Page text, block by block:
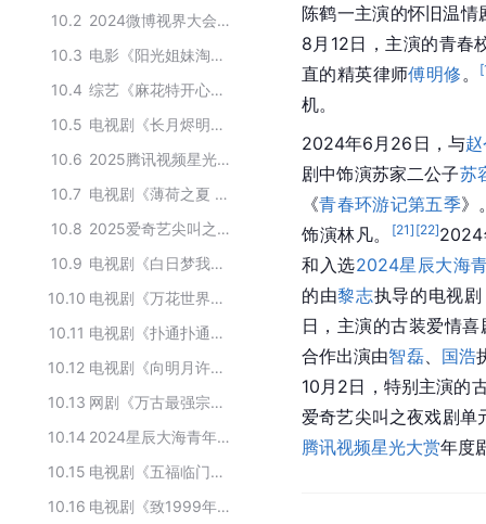
10.2
2024微博视界大会获奖名单
10.3
电影《阳光姐妹淘》的主要演员
10.4
综艺《麻花特开心第二季》的主要嘉宾
10.5
电视剧《长月烬明》主要演员
10.6
2025腾讯视频星光大赏获奖名单
10.7
电视剧《薄荷之夏 》的主要演职人员
10.8
2025爱奇艺尖叫之夜荣誉名单
10.9
电视剧《白日梦我》主要演员
10.10
电视剧《万花世界》的演职人员
10.11
电视剧《扑通扑通喜欢你》主要演职员
10.12
电视剧《向明月许愿》的主要演职人员
10.13
网剧《万古最强宗》的主要演职员
10.14
2024星辰大海青年演员优选计划入选成员名单
10.15
电视剧《五福临门》的演职人员
10.16
电视剧《致1999年的自己》的主要演职人员
陈鹤一主演的怀旧温
8月12日，主演的青春
直的精英律师傅明修 。 [
机。
2024年6月26日，与
剧中饰演苏家二公子苏
《青春环游记第五季》
饰演林凡。
[21] [22]2024
和入选2024星辰大海
的由黎志执导的电视
日，主演的古装爱情
合作出演由智磊、 国浩
10月2日，特别主演的
爱奇艺尖叫之夜戏剧单
腾讯视频星光大赏年度